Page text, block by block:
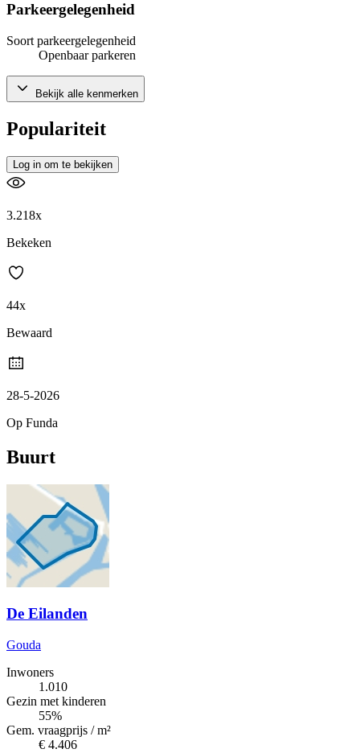
Parkeergelegenheid
Soort parkeergelegenheid
Openbaar parkeren
Bekijk alle kenmerken
Populariteit
Log in om te bekijken
3.218x
Bekeken
44x
Bewaard
28-5-2026
Op Funda
Buurt
De Eilanden
Gouda
Inwoners
1.010
Gezin met kinderen
55%
Gem. vraagprijs / m²
€ 4.406